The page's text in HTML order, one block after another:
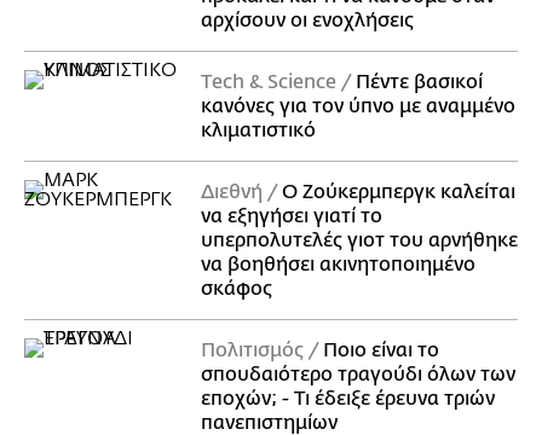
αρχίσουν οι ενοχλήσεις
Τech & Science
Πέντε βασικοί
κανόνες για τον ύπνο με αναμμένο
κλιματιστικό
Διεθνή
Ο Ζούκερμπεργκ καλείται
να εξηγήσει γιατί το
υπερπολυτελές γιοτ του αρνήθηκε
να βοηθήσει ακινητοποιημένο
σκάφος
Πολιτισμός
Ποιο είναι το
σπουδαιότερο τραγούδι όλων των
εποχών; - Τι έδειξε έρευνα τριών
πανεπιστημίων